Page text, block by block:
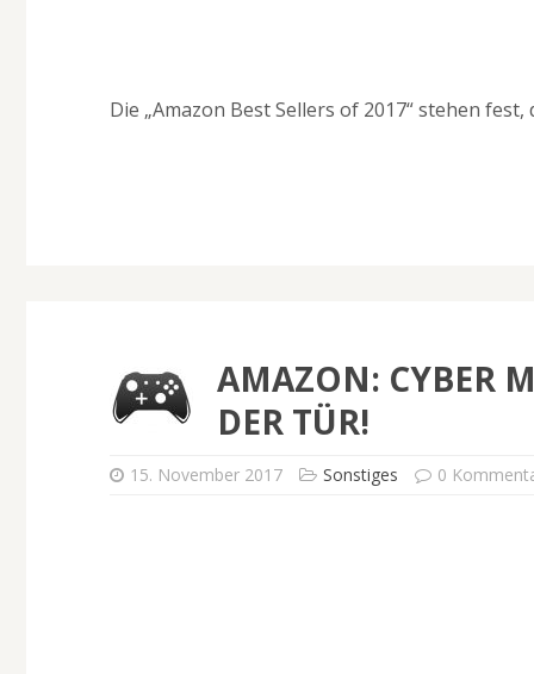
Die „Amazon Best Sellers of 2017“ stehen
AMAZON: CYBER
DER TÜR!
15. November 2017 Sonstiges 0